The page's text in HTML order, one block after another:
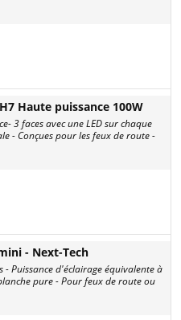
Haute puissance 100W
3 faces avec une LED sur chaque
- Conçues pour les feux de route -
- Next-Tech
- Puissance d'éclairage équivalente à
pure - Pour feux de route ou